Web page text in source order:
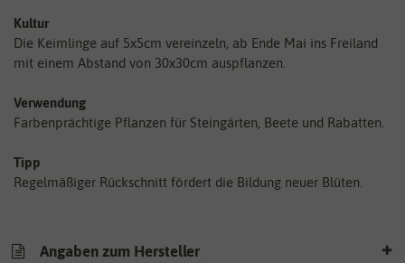
Kultur
Die Keimlinge auf 5x5cm vereinzeln, ab Ende Mai ins Freiland
mit einem Abstand von 30x30cm auspflanzen.
Verwendung
Farbenprächtige Pflanzen für Steingärten, Beete und Rabatten.
Tipp
Regelmäßiger Rückschnitt fördert die Bildung neuer Blüten.
Angaben zum Hersteller